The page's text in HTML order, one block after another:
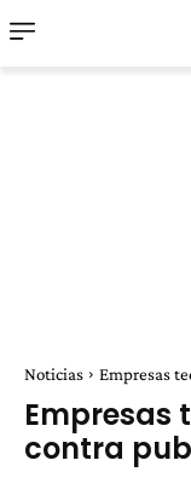
Noticias Empresas
Empresas
contra